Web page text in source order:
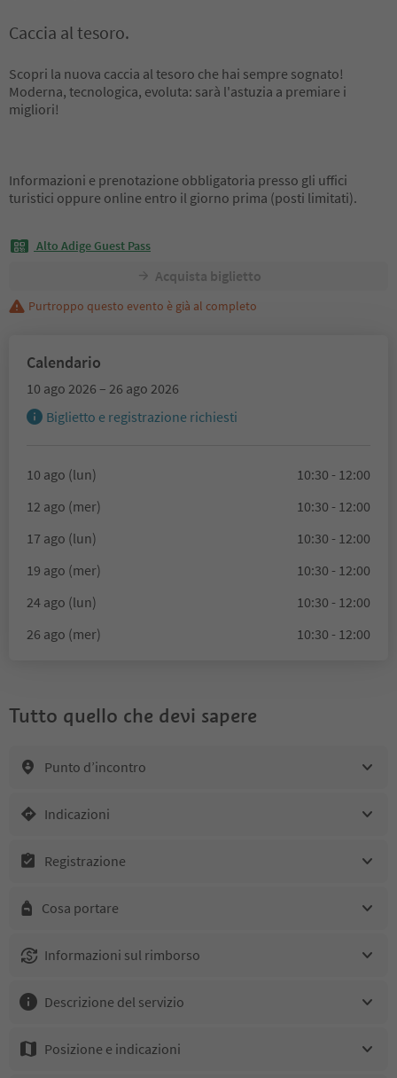
Caccia al tesoro.
Scopri la nuova caccia al tesoro che hai sempre sognato!
Moderna, tecnologica, evoluta: sarà l'astuzia a premiare i
migliori!
Informazioni e prenotazione obbligatoria presso gli uffici
turistici oppure online entro il giorno prima (posti limitati).
Alto Adige Guest Pass
Acquista biglietto
Purtroppo questo evento è già al completo
Calendario
10 ago 2026 – 26 ago 2026
Biglietto e registrazione richiesti
10 ago (lun)
10:30 - 12:00
12 ago (mer)
10:30 - 12:00
17 ago (lun)
10:30 - 12:00
19 ago (mer)
10:30 - 12:00
24 ago (lun)
10:30 - 12:00
26 ago (mer)
10:30 - 12:00
Tutto quello che devi sapere
Punto d’incontro
Indicazioni
Registrazione
Cosa portare
Informazioni sul rimborso
Descrizione del servizio
Posizione e indicazioni